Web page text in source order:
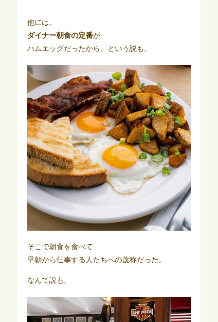
他には、
ダイナー朝食の定番が
ハムエッグだったから、という説も。
そこで朝食を食べて
早朝から仕事する人たちへの蔑称だった。
なんて説も。